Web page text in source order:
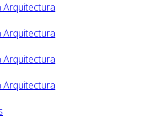
Arquitectura
Arquitectura
Arquitectura
Arquitectura